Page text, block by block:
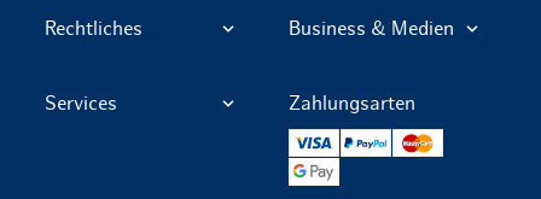
Rechtliches Business & Medien
Services Zahlungsarten
PayPal